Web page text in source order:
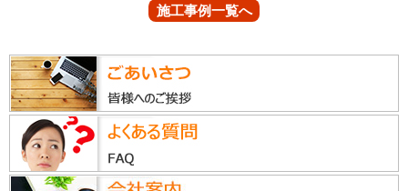
施工事例一覧へ